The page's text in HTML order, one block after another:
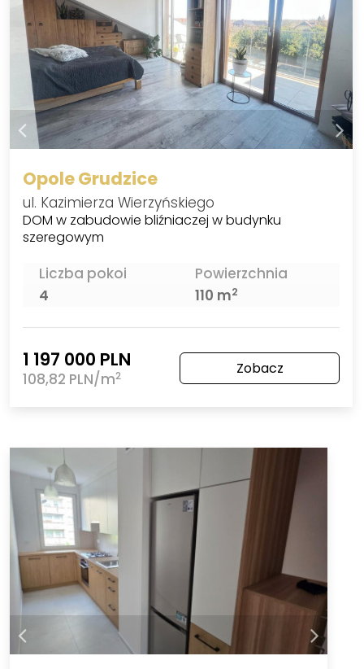
Opole Grudzice
ul. Kazimierza Wierzyńskiego
DOM w zabudowie bliźniaczej w budynku
szeregowym
Liczba pokoi
4
Powierzchnia
110 m2
1 197 000 PLN
108,82 PLN/m2 Zobacz